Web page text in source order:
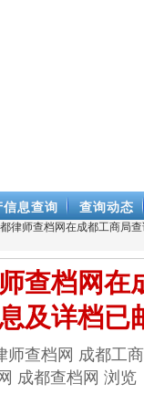
息查询 查询动态
律师查档网在成都工商局
查档网在
及详档已
查档网 成都工
成都查档网 浏览